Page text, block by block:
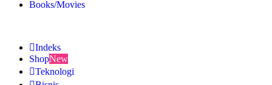
Books/Movies
Indeks
ShopNew
Teknologi